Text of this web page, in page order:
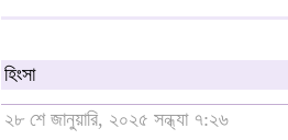
হিংসা
২৮ শে জানুয়ারি, ২০২৫ সন্ধ্যা ৭:২৬